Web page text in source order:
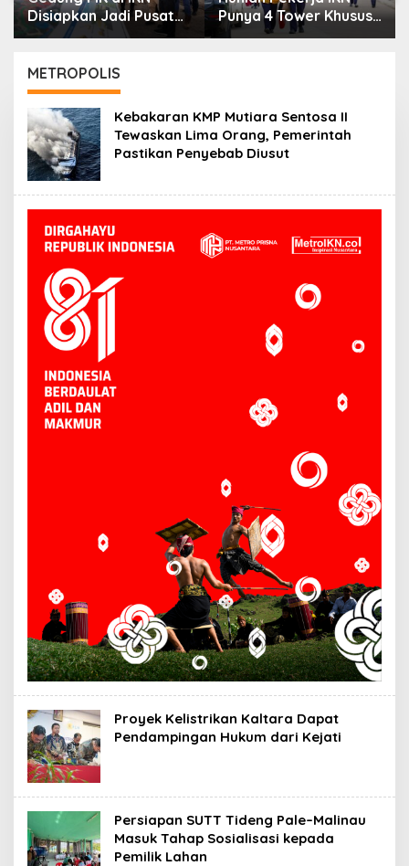
Disiapkan Jadi Pusat
Peradilan Konstitusi,
Capai 12,41 Persen
Punya 4 Tower Khusus
Perempuan,
METROPOLIS
Kebakaran KMP Mutiara Sentosa II
Tewaskan Lima Orang, Pemerintah
Pastikan Penyebab Diusut
Proyek Kelistrikan Kaltara Dapat
Pendampingan Hukum dari Kejati
Persiapan SUTT Tideng Pale–Malinau
Masuk Tahap Sosialisasi kepada
Pemilik Lahan